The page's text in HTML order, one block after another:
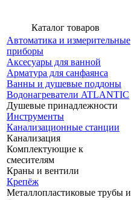
Каталог товаров
Автоматика и измерительные
приборы
Аксесуары для ванной
Арматура для санфаянса
Ванны и душевые поддоны
Водонагреватели ATLANTIC
Душевые принадлежности
Инструменты
Канализационные станции
Канализация
Комплектующие к
смесителям
Краны и вентили
Крепёж
Металлопластиковые трубы и